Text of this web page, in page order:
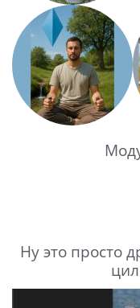
Ну это просто